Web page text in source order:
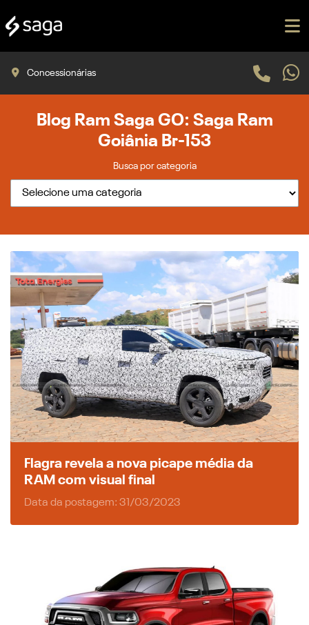
Concessionárias
Blog Ram Saga GO: Saga Ram
Goiânia Br-153
Busca por categoria
Flagra revela a nova picape média da
RAM com visual final
Data da postagem: 31/03/2023